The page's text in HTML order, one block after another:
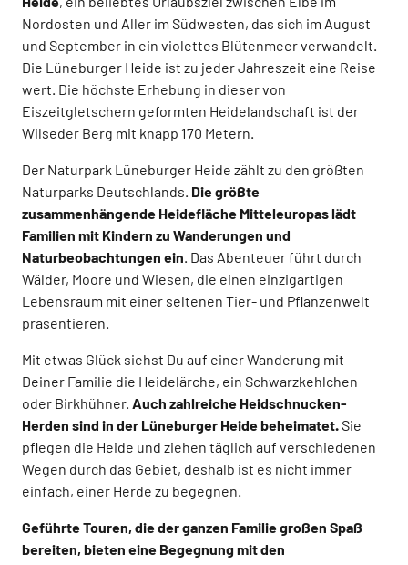
Nordosten und Aller im Südwesten, das sich im August
und September in ein violettes Blütenmeer verwandelt.
Die Lüneburger Heide ist zu jeder Jahreszeit eine Reise
wert. Die höchste Erhebung in dieser von
Eiszeitgletschern geformten Heidelandschaft ist der
Wilseder Berg mit knapp 170 Metern.
Der Naturpark Lüneburger Heide zählt zu den größten
Naturparks Deutschlands. Die größte
zusammenhängende Heidefläche Mitteleuropas lädt
Familien mit Kindern zu Wanderungen und
Naturbeobachtungen ein . Das Abenteuer führt durch
Wälder, Moore und Wiesen, die einen einzigartigen
Lebensraum mit einer seltenen Tier- und Pflanzenwelt
präsentieren.
Mit etwas Glück siehst Du auf einer Wanderung mit
Deiner Familie die Heidelärche, ein Schwarzkehlchen
oder Birkhühner. Auch zahlreiche Heidschnucken-
Herden sind in der Lüneburger Heide beheimatet. Sie
pflegen die Heide und ziehen täglich auf verschiedenen
Wegen durch das Gebiet, deshalb ist es nicht immer
einfach, einer Herde zu begegnen.
Geführte Touren, die der ganzen Familie großen Spaß
bereiten, bieten eine Begegnung mit den